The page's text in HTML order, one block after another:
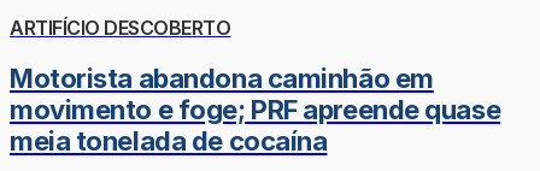
ARTIFÍCIO DESCOBERTO
Motorista abandona caminhão em
movimento e foge; PRF apreende quase
meia tonelada de cocaína